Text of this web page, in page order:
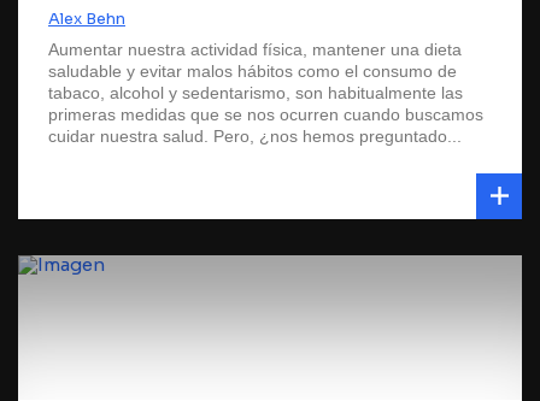
Alex Behn
Aumentar nuestra actividad física, mantener una dieta
saludable y evitar malos hábitos como el consumo de
tabaco, alcohol y sedentarismo, son habitualmente las
primeras medidas que se nos ocurren cuando buscamos
cuidar nuestra salud. Pero, ¿nos hemos preguntado...